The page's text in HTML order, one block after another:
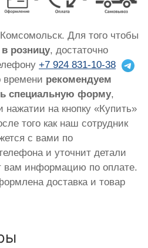
Для того чтобы
розницу, достаточно
+7 924 831-10-38
времени рекомендуем
специальную форму,
нажатии на кнопку «Купить»
того как наш сотрудник
с вами по
и уточнит детали
вам информацию по оплате.
доставка и товар